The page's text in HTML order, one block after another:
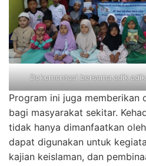
Dokumentasi bersama adik
Program ini juga memberikan
bagi masyarakat sekitar.
tidak hanya dimanfaatkan
dapat digunakan untuk
kajian keislaman, dan